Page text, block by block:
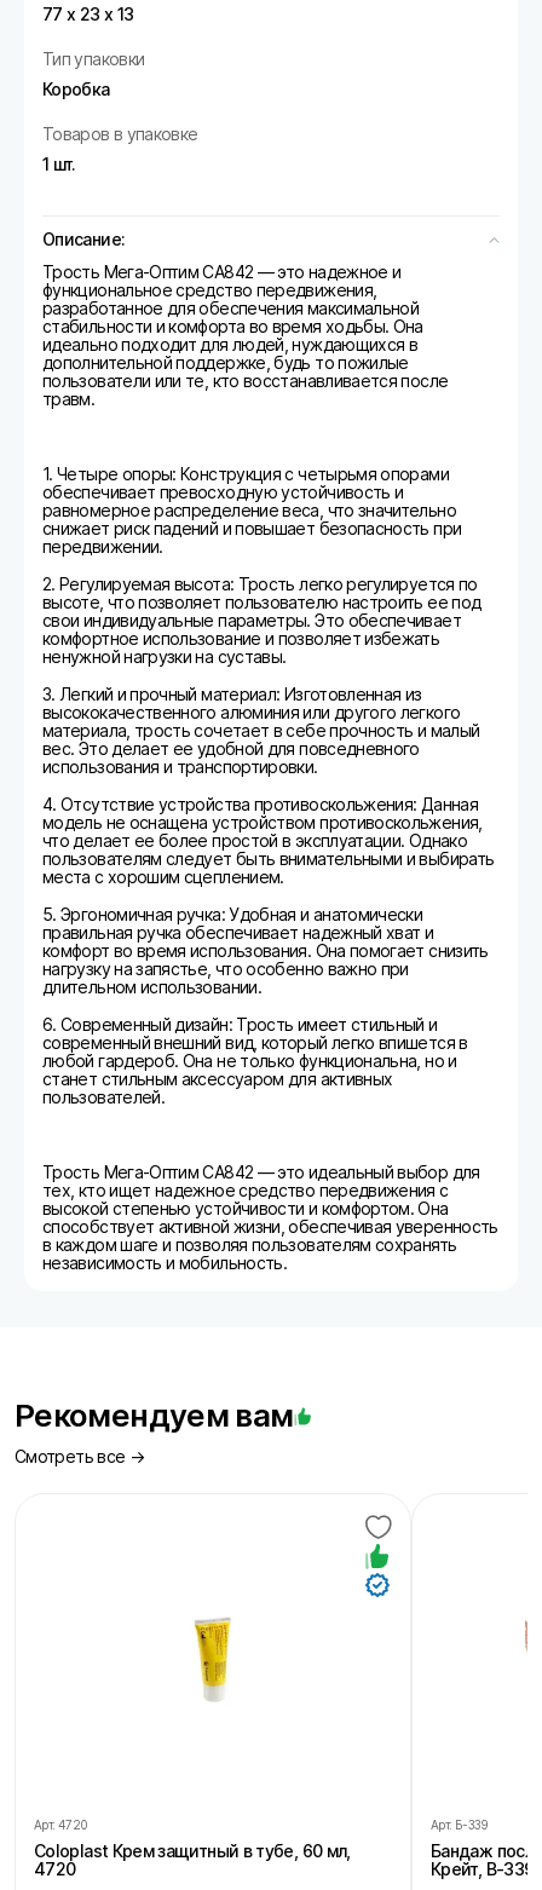
77 х 23 х 13
Тип упаковки
Коробка
Товаров в упаковке
1 шт.
Описание:
Трость Мега-Оптим СА842 — это надежное и
функциональное средство передвижения,
разработанное для обеспечения максимальной
стабильности и комфорта во время ходьбы. Она
идеально подходит для людей, нуждающихся в
дополнительной поддержке, будь то пожилые
пользователи или те, кто восстанавливается после
травм.
1. Четыре опоры: Конструкция с четырьмя опорами
обеспечивает превосходную устойчивость и
равномерное распределение веса, что значительно
снижает риск падений и повышает безопасность при
передвижении.
2. Регулируемая высота: Трость легко регулируется по
высоте, что позволяет пользователю настроить ее под
свои индивидуальные параметры. Это обеспечивает
комфортное использование и позволяет избежать
ненужной нагрузки на суставы.
3. Легкий и прочный материал: Изготовленная из
высококачественного алюминия или другого легкого
материала, трость сочетает в себе прочность и малый
вес. Это делает ее удобной для повседневного
использования и транспортировки.
4. Отсутствие устройства противоскольжения: Данная
модель не оснащена устройством противоскольжения,
что делает ее более простой в эксплуатации. Однако
пользователям следует быть внимательными и выбирать
места с хорошим сцеплением.
5. Эргономичная ручка: Удобная и анатомически
правильная ручка обеспечивает надежный хват и
комфорт во время использования. Она помогает снизить
нагрузку на запястье, что особенно важно при
длительном использовании.
6. Современный дизайн: Трость имеет стильный и
современный внешний вид, который легко впишется в
любой гардероб. Она не только функциональна, но и
станет стильным аксессуаром для активных
пользователей.
Трость Мега-Оптим СА842 — это идеальный выбор для
тех, кто ищет надежное средство передвижения с
высокой степенью устойчивости и комфортом. Она
способствует активной жизни, обеспечивая уверенность
в каждом шаге и позволяя пользователям сохранять
независимость и мобильность.
Рекомендуем вам
Смотреть все →
Арт. 4720
Coloplast Крем защитный в тубе, 60 мл,
4720
Арт. Б-339
Бандаж
Крейт, В-